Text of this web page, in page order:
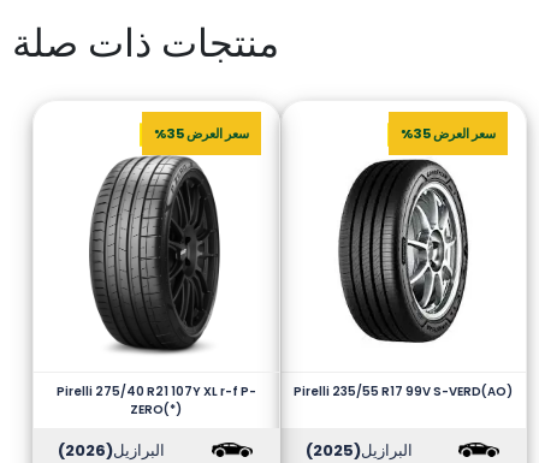
منتجات ذات صلة
سعر العرض 35%
Pirelli 235/55 R17 99V S-VERD(AO)
البرازيل(2025)
سعر العرض 35%
Pirelli 275/40 R21 107Y XL r-f P-
ZERO(*)
البرازيل(2026)